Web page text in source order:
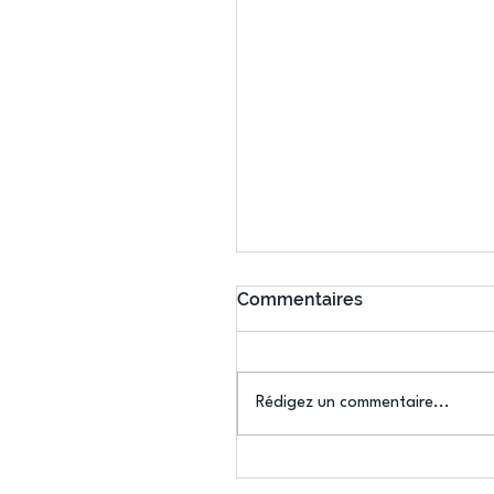
Commentaires
Rédigez un commentaire...